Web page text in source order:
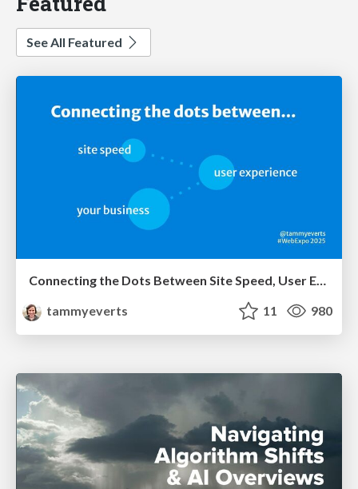
See All Featured
Connecting the Dots Between Site Speed, User Experience & Your Business [WebExpo 2025]
tammyeverts
11 980